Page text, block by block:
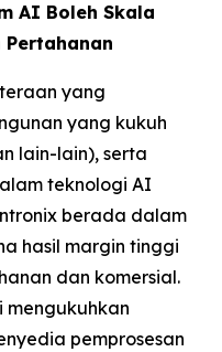
AI Boleh Skala
yang
yang kukuh
lain-lain), serta
teknologi AI
berada dalam
hasil margin tinggi
dan komersial.
mengukuhkan
pemprosesan